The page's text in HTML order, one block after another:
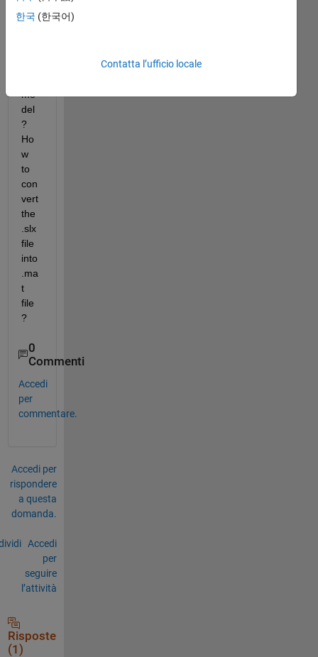
cod
e
mo
del
?
Ho
w
to
con
vert
the
.slx
file
into
.ma
t
file
?
0
Commenti
Accedi
per
commentare.
Accedi per
rispondere
a questa
domanda.
Accedi
per
seguire
l’attività
Risposte
(1)
한국 (한국어)
Contatta l’ufficio locale